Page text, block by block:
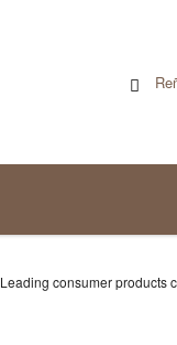
Leading consumer products